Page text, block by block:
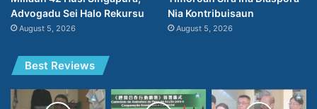
Advogadu Sei Halo Rekursu
August 5, 2026
Nia Kontribuisaun
August 5, 2026
Best Reviews